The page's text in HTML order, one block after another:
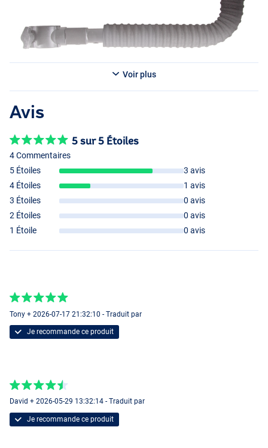
Voir plus
Avis
5 sur 5 Étoiles
4 Commentaires
5 Étoiles
3 avis
4 Étoiles
1 avis
3 Étoiles
0 avis
2 Étoiles
0 avis
1 Étoile
0 avis
Tony + 2026-07-17 21:32:10 - Traduit par
Je recommande ce produit
David + 2026-05-29 13:32:14 - Traduit par
Je recommande ce produit